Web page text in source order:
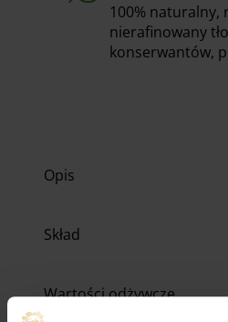
100% naturalny,
nierafinowany
konserwantów,
Opis
Skład
Wartości odżywcze